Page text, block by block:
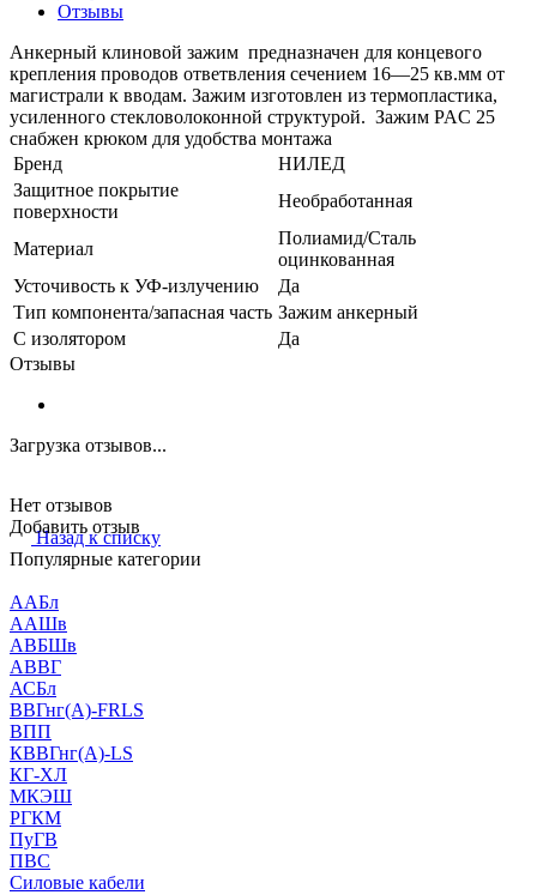
Отзывы
Анкерный клиновой зажим предназначен для концевого
крепления проводов ответвления сечением 16—25 кв.мм от
магистрали к вводам. Зажим изготовлен из термопластика,
усиленного стекловолоконной структурой. Зажим PAC 25
снабжен крюком для удобства монтажа
Бренд
НИЛЕД
Защитное покрытие
поверхности
Необработанная
Материал
Полиамид/Сталь
оцинкованная
Усточивость к УФ-излучению
Да
Тип компонента/запасная часть Зажим анкерный
С изолятором
Да
Отзывы
Загрузка отзывов...
Нет отзывов
Добавить отзыв
Назад к списку
Популярные категории
ААБл
ААШв
АВБШв
АВВГ
АСБл
ВВГнг(А)-FRLS
ВПП
КВВГнг(А)-LS
КГ-ХЛ
МКЭШ
РГКМ
ПуГВ
ПВС
Силовые кабели